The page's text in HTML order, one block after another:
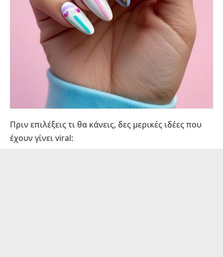
Πριν επιλέξεις τι θα κάνεις, δες μερικές ιδέες που
έχουν γίνει viral: